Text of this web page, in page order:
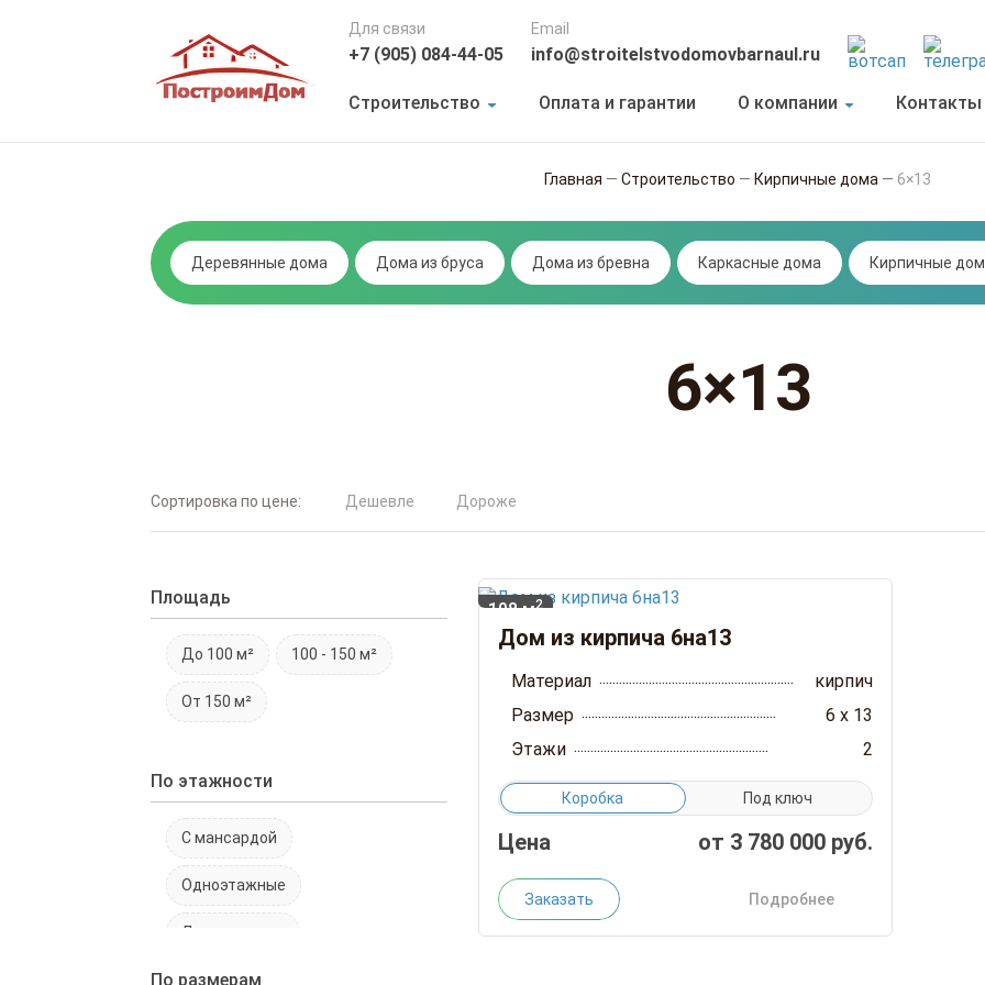
Для связи
+7 (905) 084-44-05
Email
info@stroitelstvodomovbarnaul.ru
Строительство Оплата и гарантии О компании Контакты
Главная — Строительство — Кирпичные дома — 6×13
Деревянные дома Дома из бруса Дома из бревна Каркасные дома Кирпичные
6×13
Сортировка по цене: Дешевле Дороже
Площадь
До 100 м² 100 - 150 м²
От 150 м²
По этажности
С мансардой
Одноэтажные
Двухэтажные
По размерам
108 м2
Дом из кирпича 6на13
Материал
кирпич
Размер
6 x 13
Этажи
2
Коробка Под ключ
Цена от 3 780 000 руб.
Заказать Подробнее